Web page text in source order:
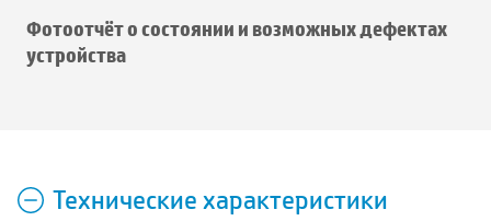
Фотоотчёт о состоянии и возможных дефектах
устройства
Технические характеристики